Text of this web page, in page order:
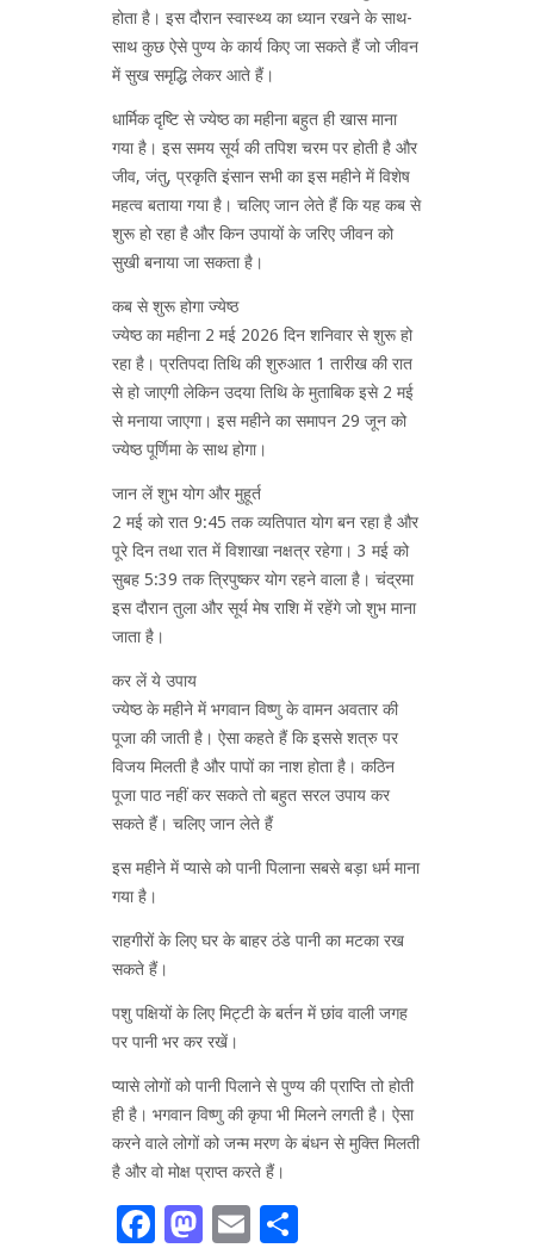
होता है। इस दौरान स्वास्थ्य का ध्यान रखने के साथ-
साथ कुछ ऐसे पुण्य के कार्य किए जा सकते हैं जो जीवन
में सुख समृद्धि लेकर आते हैं।
धार्मिक दृष्टि से ज्येष्ठ का महीना बहुत ही खास माना
गया है। इस समय सूर्य की तपिश चरम पर होती है और
जीव, जंतु, प्रकृति इंसान सभी का इस महीने में विशेष
महत्व बताया गया है। चलिए जान लेते हैं कि यह कब से
शुरू हो रहा है और किन उपायों के जरिए जीवन को
सुखी बनाया जा सकता है।
कब से शुरू होगा ज्येष्ठ
ज्येष्ठ का महीना 2 मई 2026 दिन शनिवार से शुरू हो
रहा है। प्रतिपदा तिथि की शुरुआत 1 तारीख की रात
से हो जाएगी लेकिन उदया तिथि के मुताबिक इसे 2 मई
से मनाया जाएगा। इस महीने का समापन 29 जून को
ज्येष्ठ पूर्णिमा के साथ होगा।
जान लें शुभ योग और मुहूर्त
2 मई को रात 9:45 तक व्यतिपात योग बन रहा है और
पूरे दिन तथा रात में विशाखा नक्षत्र रहेगा। 3 मई को
सुबह 5:39 तक त्रिपुष्कर योग रहने वाला है। चंद्रमा
इस दौरान तुला और सूर्य मेष राशि में रहेंगे जो शुभ माना
जाता है।
कर लें ये उपाय
ज्येष्ठ के महीने में भगवान विष्णु के वामन अवतार की
पूजा की जाती है। ऐसा कहते हैं कि इससे शत्रु पर
विजय मिलती है और पापों का नाश होता है। कठिन
पूजा पाठ नहीं कर सकते तो बहुत सरल उपाय कर
सकते हैं। चलिए जान लेते हैं
इस महीने में प्यासे को पानी पिलाना सबसे बड़ा धर्म माना
गया है।
राहगीरों के लिए घर के बाहर ठंडे पानी का मटका रख
सकते हैं।
पशु पक्षियों के लिए मिट्टी के बर्तन में छांव वाली जगह
पर पानी भर कर रखें।
प्यासे लोगों को पानी पिलाने से पुण्य की प्राप्ति तो होती
ही है। भगवान विष्णु की कृपा भी मिलने लगती है। ऐसा
करने वाले लोगों को जन्म मरण के बंधन से मुक्ति मिलती
है और वो मोक्ष प्राप्त करते हैं।
Facebook
Mastodon
Email